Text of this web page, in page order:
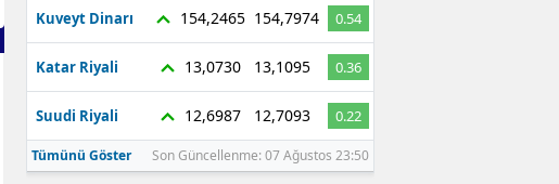
Kuveyt Dinarı 154,2465 154,7974 0.54
Katar Riyali 13,0730 13,1095 0.36
Suudi Riyali 12,6987 12,7093 0.22
Tümünü Göster Son Güncellenme: 07 Ağustos 23:50